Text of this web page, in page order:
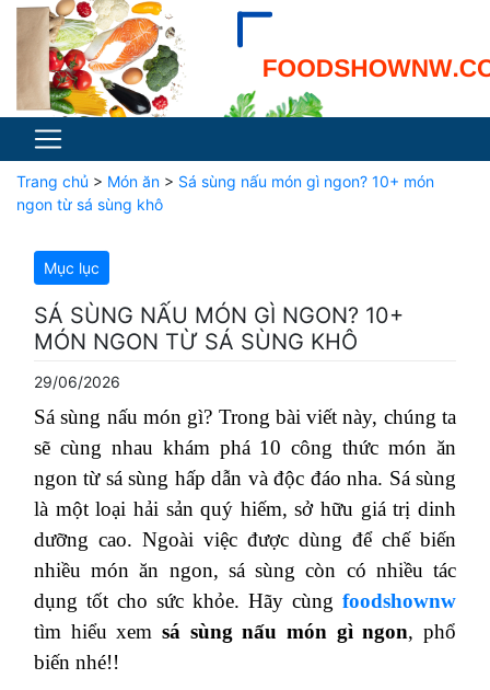
Trang chủ > Món ăn > Sá sùng nấu món gì ngon? 10+ món
ngon từ sá sùng khô
Mục lục
SÁ SÙNG NẤU MÓN GÌ NGON? 10+
MÓN NGON TỪ SÁ SÙNG KHÔ
29/06/2026
Sá sùng nấu món gì? Trong bài viết này, chúng ta
sẽ cùng nhau khám phá 10 công thức món ăn
ngon từ sá sùng hấp dẫn và độc đáo nha. Sá sùng
là một loại hải sản quý hiếm, sở hữu giá trị dinh
dưỡng cao. Ngoài việc được dùng để chế biến
nhiều món ăn ngon, sá sùng còn có nhiều tác
dụng tốt cho sức khỏe. Hãy cùng foodshownw
tìm hiểu xem sá sùng nấu món gì ngon, phổ
biến nhé!!